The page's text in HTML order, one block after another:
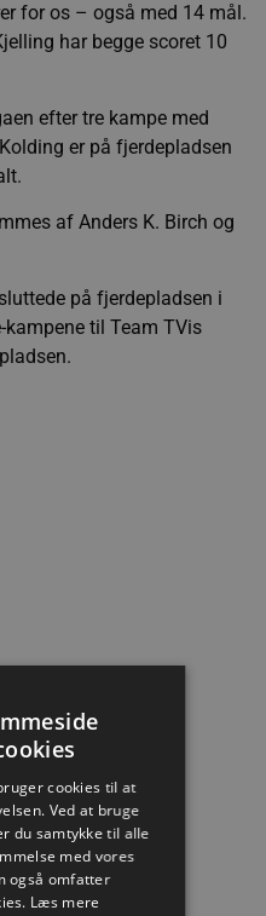
for os – også med 14 mål.
har begge scoret 10
efter tre kampe med
er på fjerdepladsen
af Anders K. Birch og
på fjerdepladsen i
til Team TVis
test
cookies til at
Ved at bruge
du samtykke til alle
med vores
også omfatter
Læs mere